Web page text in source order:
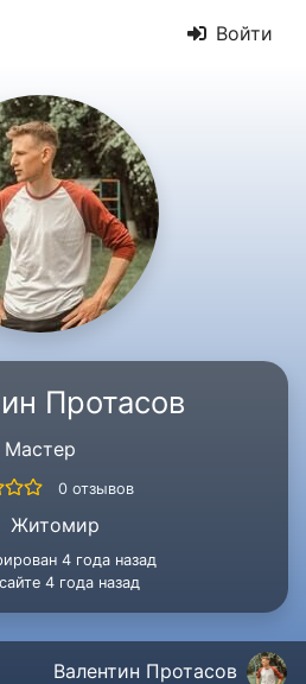
Войти
Протасов
Мастер
0 отзывов
Житомир
4 года назад
4 года назад
Валентин Протасов